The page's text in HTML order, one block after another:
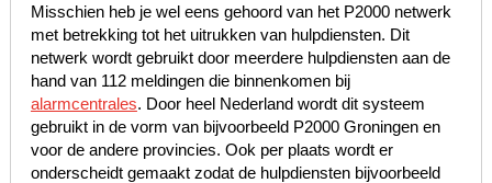
Misschien heb je wel eens gehoord van het P2000 netwerk
met betrekking tot het uitrukken van hulpdiensten. Dit
netwerk wordt gebruikt door meerdere hulpdiensten aan de
hand van 112 meldingen die binnenkomen bij
alarmcentrales. Door heel Nederland wordt dit systeem
gebruikt in de vorm van bijvoorbeeld P2000 Groningen en
voor de andere provincies. Ook per plaats wordt er
onderscheidt gemaakt zodat de hulpdiensten bijvoorbeeld